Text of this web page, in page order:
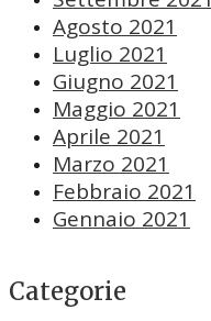
Agosto 2021
Luglio 2021
Giugno 2021
Maggio 2021
Aprile 2021
Marzo 2021
Febbraio 2021
Gennaio 2021
Categorie